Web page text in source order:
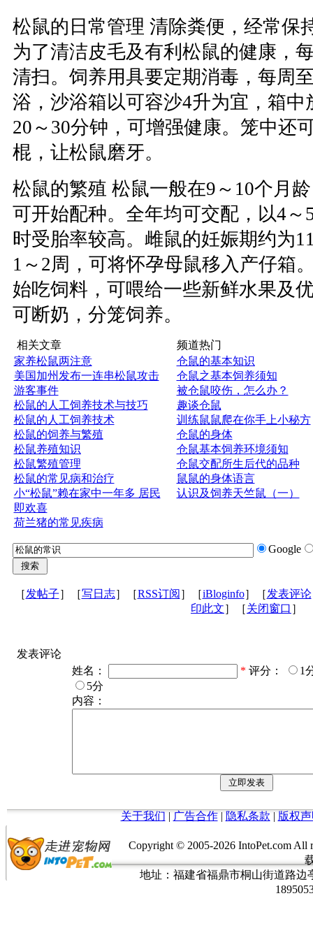
松鼠的日常管理 清除粪便，经常保
为了清洁皮毛及有利松鼠的健康，
清扫。饲养用具要定期消毒，每周
浴，沙浴箱以可容沙4升为宜，箱
20～30分钟，可增强健康。笼中还
棍，让松鼠磨牙。
松鼠的繁殖 松鼠一般在9～10个月
可开始配种。全年均可交配，以4～
时受胎率较高。雌鼠的妊娠期约为
1～2周，可将怀孕母鼠移入产仔箱
始吃饲料，可喂给一些新鲜水果及
可断奶，分笼饲养。
相关文章
家养松鼠两注意
美国加州发布一连串松鼠攻击
游客事件
松鼠的人工饲养技术与技巧
松鼠的人工饲养技术
松鼠的饲养与繁殖
松鼠养殖知识
松鼠繁殖管理
松鼠的常见病和治疗
小“松鼠”赖在家中一年多 居民
即欢喜
荷兰猪的常见疾病
频道热门
仓鼠的基本知识
仓鼠之基本饲养须知
被仓鼠咬伤，怎么办？
趣谈仓鼠
训练鼠鼠爬在你手上小秘方
仓鼠的身体
仓鼠基本饲养环境须知
仓鼠交配所生后代的品种
鼠鼠的身体语言
认识及饲养天竺鼠（一）
Google
［发帖子］［写日志］［RSS订阅 ］［iBloginfo］［发表评论
印此文］［关闭窗口 ］
发表评论
姓名：
* 评分：
1
5分
内容：
关于我们 | 广告合作| 隐私条款 | 版权
Copyright © 2005-2026 IntoPet.com
地址：福建省福鼎市桐山街道路边